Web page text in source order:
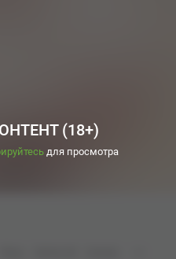
(18+)
для просмотра